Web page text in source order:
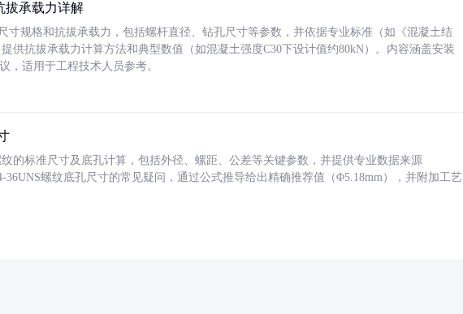
拔承载力详解
寸规格和抗拔承载力，包括螺杆直径、钻孔尺寸等参数，并依据专业标准（如《混凝土结
供抗拔承载力计算方法和典型数值（如混凝土强度C30下设计值约80kN）。内容涵盖安装
，适用于工程技术人员参考。
的标准尺寸及底孔计算，包括外径、螺距、公差等关键参数，并提供专业数据来源
36UNS螺纹底孔尺寸的常见疑问，通过公式推导给出精确推荐值（Φ5.18mm），并附加工艺